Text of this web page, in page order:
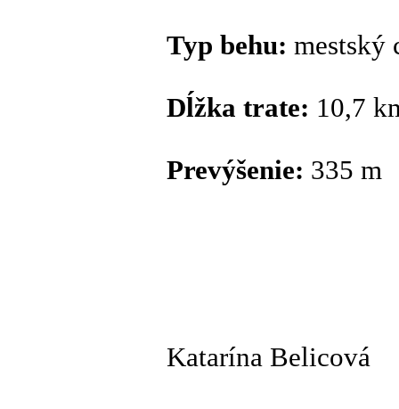
Typ behu: mestský
Dĺžka trate: 10,7
Prevýšenie: 335 m
Katarína Belicová